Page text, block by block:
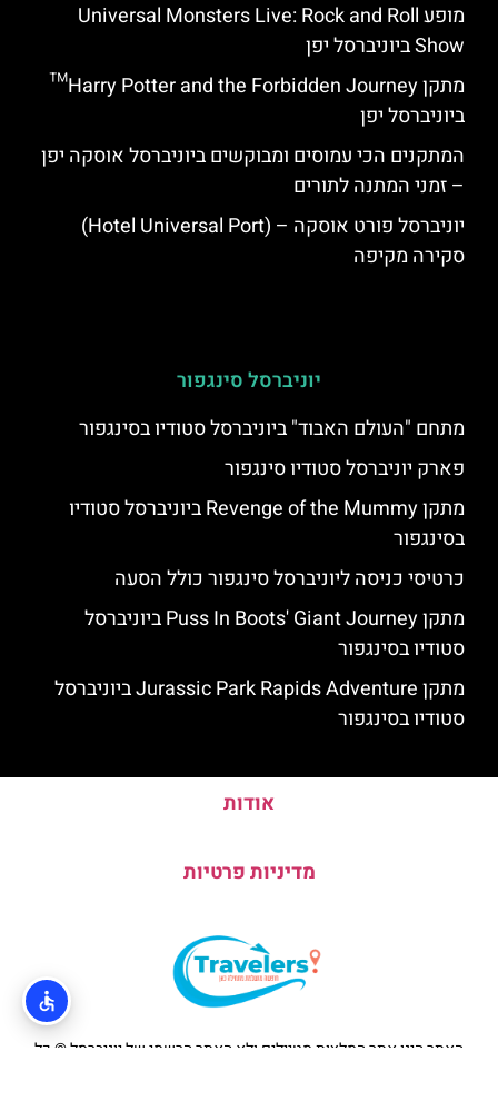
מופע Universal Monsters Live: Rock and Roll
Show ביוניברסל יפן
מתקן Harry Potter and the Forbidden Journey™
ביוניברסל יפן
המתקנים הכי עמוסים ומבוקשים ביוניברסל אוסקה יפן
– זמני המתנה לתורים
יוניברסל פורט אוסקה – (Hotel Universal Port)
סקירה מקיפה
יוניברסל סינגפור
מתחם "העולם האבוד" ביוניברסל סטודיו בסינגפור
פארק יוניברסל סטודיו סינגפור
מתקן Revenge of the Mummy ביוניברסל סטודיו
בסינגפור
כרטיסי כניסה ליוניברסל סינגפור כולל הסעה
מתקן Puss In Boots' Giant Journey ביוניברסל
סטודיו בסינגפור
מתקן Jurassic Park Rapids Adventure ביוניברסל
סטודיו בסינגפור
אודות
מדיניות פרטיות
האתר הינו אתר המלצות מטיילים ולא האתר הרשמי של יוניברסל © כל